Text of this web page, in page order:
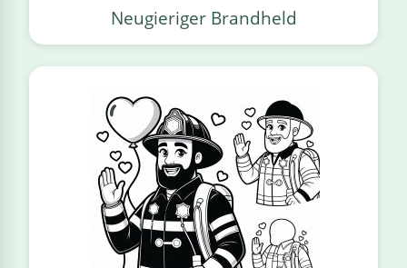
Neugieriger Brandheld